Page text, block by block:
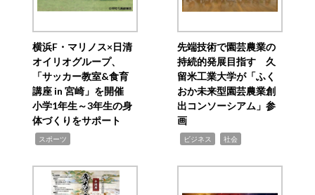
横浜F・マリノス×日清
オイリオグループ、
「サッカー教室&食育
講座 in 宮崎」を開催
小学1年生～3年生の身
体づくりをサポート
スポーツ
先端技術で園芸農業の
持続的発展目指す 久
留米工業大学が「ふく
おか未来型園芸農業創
出コンソーシアム」参
画
ビジネス 社会